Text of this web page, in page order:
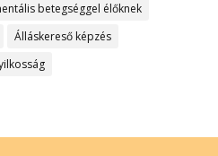
betegséggel élőknek
Álláskereső képzés